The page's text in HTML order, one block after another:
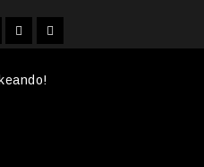
YouTubeTwitter